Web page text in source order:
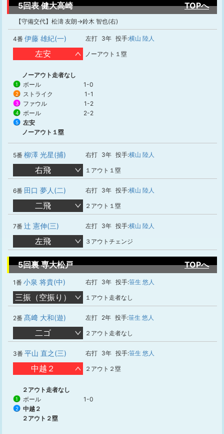
5回表 健大高崎 TOPへ
【守備交代】松濤 友朗→鈴木 智也(右)
4番 伊藤 雄紀(一) 左打 3年 投手:横山 陸人
左安 ノーアウト１塁
ノーアウト走者なし
1 ボール 1-0
2 ストライク 1-1
3 ファウル 1-2
4 ボール 2-2
5
左安
ノーアウト１塁
5番 柳澤 光星(捕) 右打 3年 投手:横山 陸人
右飛 １アウト１塁
6番 田口 夢人(二) 右打 3年 投手:横山 陸人
二飛 ２アウト１塁
7番 辻 憲伸(三) 左打 3年 投手:横山 陸人
左飛 ３アウトチェンジ
5回裏 専大松戸 TOPへ
1番 小泉 将貴(中) 右打 3年 投手:笹生 悠人
三振（空振り） １アウト走者なし
2番 髙﨑 大和(遊) 左打 2年 投手:笹生 悠人
二ゴ ２アウト走者なし
3番 平山 直之(三) 右打 3年 投手:笹生 悠人
中越２ ２アウト２塁
２アウト走者なし
1 ボール 1-0
2
中越２
２アウト２塁